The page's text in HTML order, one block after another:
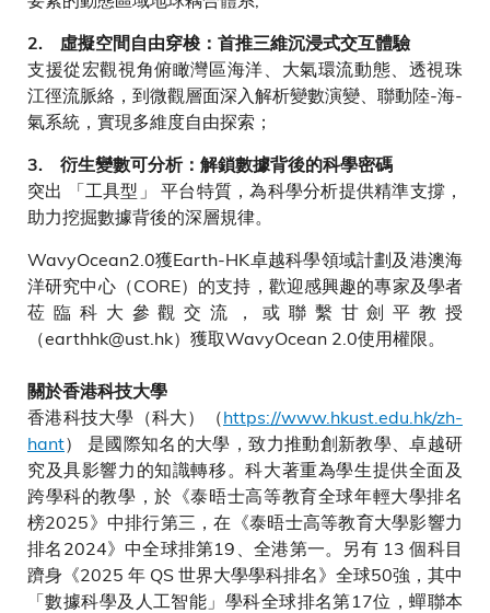
2. 虛擬空間自由穿梭：首推三維沉浸式交互體驗
支援從宏觀視角俯瞰灣區海洋、大氣環流動態、透視珠
江徑流脈絡，到微觀層面深入解析變數演變、聯動陸-海-
氣系統，實現多維度自由探索；
3. 衍生變數可分析：解鎖數據背後的科學密碼
突出 「工具型」 平台特質，為科學分析提供精準支撐，
助力挖掘數據背後的深層規律。
WavyOcean2.0獲Earth-HK卓越科學領域計劃及港澳海
洋研究中心（CORE）的支持，歡迎感興趣的專家及學者
莅臨科大參觀交流，或聯繫甘劍平教授
（earthhk@ust.hk）獲取WavyOcean 2.0使用權限。
關於香港科技大學
香港科技大學（科大）（https://www.hkust.edu.hk/zh-
hant） 是國際知名的大學，致力推動創新教學、卓越研
究及具影響力的知識轉移。科大著重為學生提供全面及
跨學科的教學，於《泰晤士高等教育全球年輕大學排名
榜2025》中排行第三，在《泰晤士高等教育大學影響力
排名2024》中全球排第19、全港第一。另有 13 個科目
躋身《2025 年 QS 世界大學學科排名》全球50強，其中
「數據科學及人工智能」學科全球排名第17位，蟬聯本